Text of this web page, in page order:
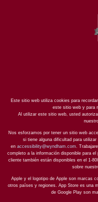
Este sitio web utiliza cookies para
este sitio web y para
Al utilizar este sitio web, usted
Nos esforzamos por tener un sitio web
si tiene alguna dificultad para
en accessibility@wyndham.com.
completo a la información disponible para
cliente también están disponibles en el 1-
sobre
Apple y el logotipo de Apple son marcas
otros países y regiones. App Store es una
de Google Play son